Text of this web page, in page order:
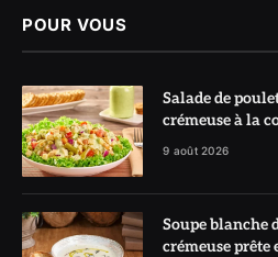
POUR VOUS
Salade de
crémeuse à la
9 août 2026
Soupe blanche
crémeuse prête